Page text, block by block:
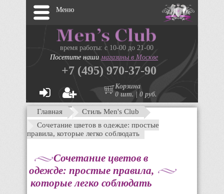
Меню
время работы: с 10-00 до 21-00
Посетите нашимагазины в Москве
+7 (495) 970-37-90
Корзина
0 шт. | 0 руб.
Главная
Стиль Men's Club
Сочетание цветов в одежде: простые
правила, которые легко соблюдать
Сочетание цветов в
одежде: простые правила,
которые легко соблюдать